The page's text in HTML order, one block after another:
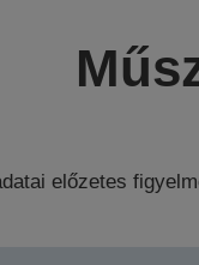
előzetes